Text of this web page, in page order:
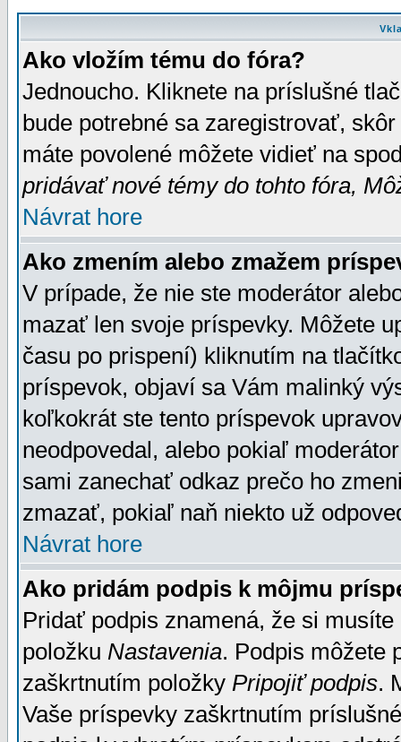
Ako vložím tému do fóra?
Jednoucho. Kliknete na príslušné
bude potrebné sa zaregistrovať,
máte povolené môžete vidieť na
pridávať nové témy do tohto fóra,
Návrat hore
Ako zmením alebo zmažem
V prípade, že nie ste moderátor
mazať len svoje príspevky. Môžete
času po prispení) kliknutím na
príspevok, objaví sa Vám malinký
koľkokrát ste tento príspevok
neodpovedal, alebo pokiaľ
sami zanechať odkaz prečo ho
zmazať, pokiaľ naň niekto už
Návrat hore
Ako pridám podpis k môjmu
Pridať podpis znamená, že si
položku Nastavenia. Podpis môžete
zaškrtnutím položky Pripojiť podpis.
Vaše príspevky zaškrtnutím